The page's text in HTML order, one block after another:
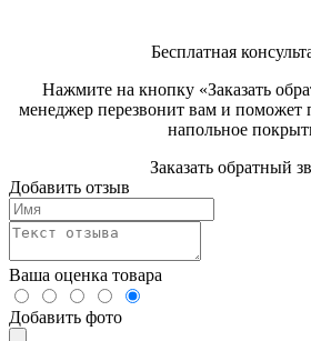
Бесплатная
Нажмите на кнопку «Заказать
менеджер перезвонит вам и поможет
напольное
Заказать обратный
Добавить отзыв
Ваша оценка товара
Добавить фото